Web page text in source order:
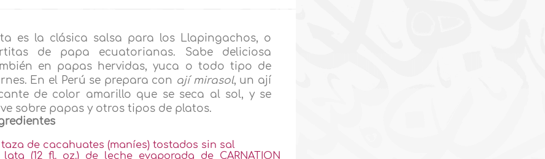
es la clásica salsa para los Llapingachos, o
de papa ecuatorianas. Sabe deliciosa
en papas hervidas, yuca o todo tipo de
En el Perú se prepara con ají mirasol, un ají
de color amarillo que se seca al sol, y se
sobre papas y otros tipos de platos.
taza de cacahuates (maníes) tostados sin sal
lata (12 fl. oz.) de leche evaporada de CARNATION